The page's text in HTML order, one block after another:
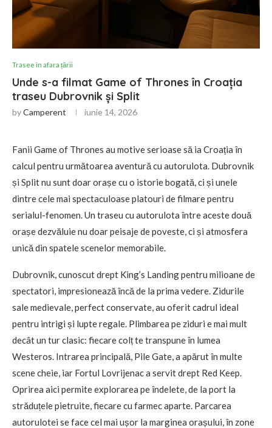
Trasee în afara țării
Unde s-a filmat Game of Thrones în Croația
traseu Dubrovnik și Split
byCamperent iunie 14, 2026
Fanii Game of Thrones au motive serioase să ia Croația în
calcul pentru următoarea aventură cu autorulota. Dubrovnik
și Split nu sunt doar orașe cu o istorie bogată, ci și unele
dintre cele mai spectaculoase platouri de filmare pentru
serialul-fenomen. Un traseu cu autorulota între aceste două
orașe dezvăluie nu doar peisaje de poveste, ci și atmosfera
unică din spatele scenelor memorabile.
Dubrovnik, cunoscut drept King’s Landing pentru milioane de
spectatori, impresionează încă de la prima vedere. Zidurile
sale medievale, perfect conservate, au oferit cadrul ideal
pentru intrigi și lupte regale. Plimbarea pe ziduri e mai mult
decât un tur clasic: fiecare colț te transpune în lumea
Westeros. Intrarea principală, Pile Gate, a apărut în multe
scene cheie, iar Fortul Lovrijenac a servit drept Red Keep.
Oprirea aici permite explorarea pe îndelete, de la port la
străduțele pietruite, fiecare cu farmec aparte. Parcarea
autorulotei se face cel mai ușor la marginea orașului, în zone